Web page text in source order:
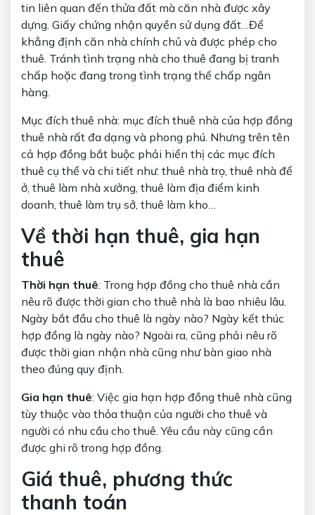
tin liên quan đến thửa đất mà căn nhà được xây
dựng. Giấy chứng nhận quyền sử dụng đất…Để
khẳng định căn nhà chính chủ và được phép cho
thuê. Tránh tình trạng nhà cho thuê đang bị tranh
chấp hoặc đang trong tình trạng thế chấp ngân
hàng.
Mục đích thuê nhà: mục đích thuê nhà của hợp đồng
thuê nhà rất đa dạng và phong phú. Nhưng trên tên
cả hợp đồng bắt buộc phải hiển thị các mục đích
thuê cụ thể và chi tiết như: thuê nhà trọ, thuê nhà để
ở, thuê làm nhà xưởng, thuê làm địa điểm kinh
doanh, thuê làm trụ sở, thuê làm kho…
Về thời hạn thuê, gia hạn
thuê
Thời hạn thuê: Trong hợp đồng cho thuê nhà cần
nêu rõ được thời gian cho thuê nhà là bao nhiêu lâu.
Ngày bắt đầu cho thuê là ngày nào? Ngày kết thúc
hợp đồng là ngày nào? Ngoài ra, cũng phải nêu rõ
được thời gian nhận nhà cũng như bàn giao nhà
theo đúng quy định.
Gia hạn thuê: Việc gia hạn hợp đồng thuê nhà cũng
tùy thuộc vào thỏa thuận của người cho thuê và
người có nhu cầu cho thuê. Yêu cầu này cũng cần
được ghi rõ trong hợp đồng.
Giá thuê, phương thức
thanh toán